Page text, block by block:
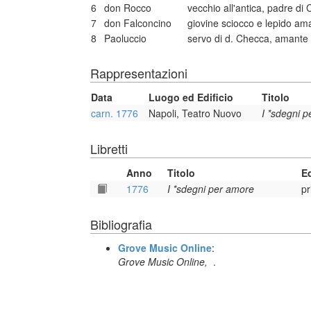
6 don Rocco
vecchio all'antica, padre di
7 don Falconcino
giovine sciocco e lepido
8
Paoluccio servo di d. Checca,
Rappresentazioni
Data Luogo ed Edificio
Titolo
carn. 1776
Napoli, Teatro Nuovo I *sdegni
Libretti
Anno Titolo
1776
I *sdegni per amore
Bibliografia
Grove Music Online:
Grove Music Online, .